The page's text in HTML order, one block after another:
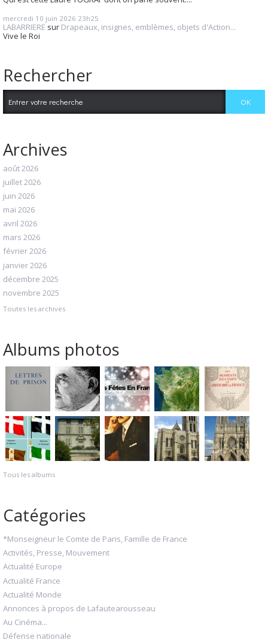
mercredi 10 juin 2026 23h25
LABARRIERE sur Drapeaux, insignes, emblèmes, objets d'Action...
Vive le Roi
Rechercher
Archives
août 2026
juillet 2026
juin 2026
mai 2026
avril 2026
mars 2026
février 2026
janvier 2026
décembre 2025
novembre 2025
Toutes les archives
Albums photos
Tous les albums
Catégories
*Monseigneur le Comte de Paris, Famille de France
Activités, Presse, Mouvement
Actualité Europe
Actualité France
Actualité Monde
Annonces à propos de Lafautearousseau
Au Cinéma...
Défense nationale